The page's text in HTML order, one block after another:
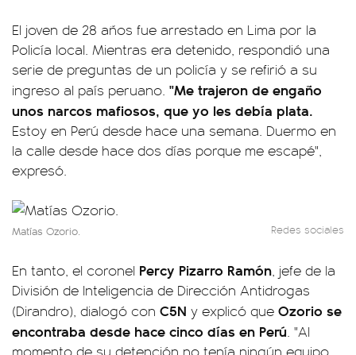
El joven de 28 años fue arrestado en Lima por la
Policía local. Mientras era detenido, respondió una
serie de preguntas de un policía y se refirió a su
ingreso al país peruano. "Me trajeron de engaño
unos narcos mafiosos, que yo les debía plata.
Estoy en Perú desde hace una semana. Duermo en
la calle desde hace dos días porque me escapé",
expresó.
Matías Ozorio. Redes sociales
En tanto, el coronel Percy Pizarro Ramón, jefe de la
División de Inteligencia de Dirección Antidrogas
(Dirandro), dialogó con C5N y explicó que Ozorio se
encontraba desde hace cinco días en Perú. "Al
momento de su detención no tenía ningún equipo